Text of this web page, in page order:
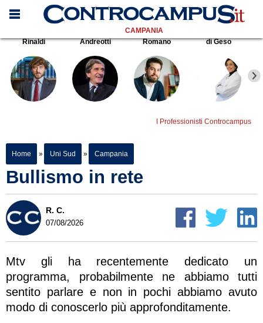
CAMPANIA
Rinaldi
Andreotti Romano di Geso
I Professionisti Controcampus
Home » Uni Sud » Campania
Bullismo in rete
R. C.
07/08/2026
Mtv gli ha recentemente dedicato un
programma, probabilmente ne abbiamo tutti
sentito parlare e non in pochi abbiamo avuto
modo di conoscerlo più approfonditamente.